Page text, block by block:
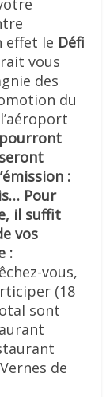
effet le Défi
vous
des
du
:
Pour
il suffit
vos
:
vous,
(18
sont
de